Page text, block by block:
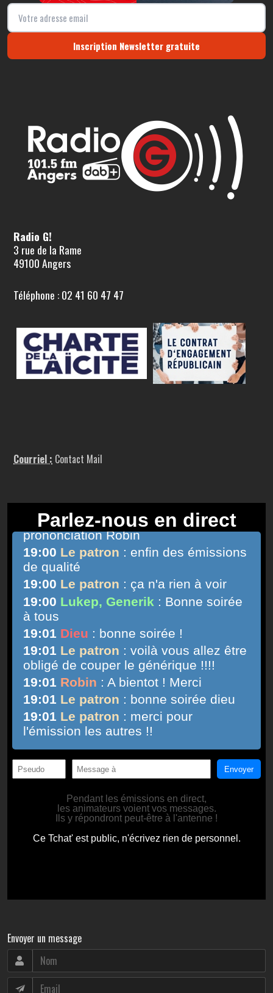
Inscription Newsletter gratuite
Radio G!
3 rue de la Rame
49100 Angers
Téléphone : 02 41 60 47 47
Courriel : Contact Mail
Envoyer un message